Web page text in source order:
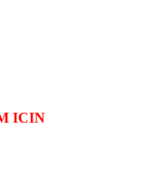
ICIN